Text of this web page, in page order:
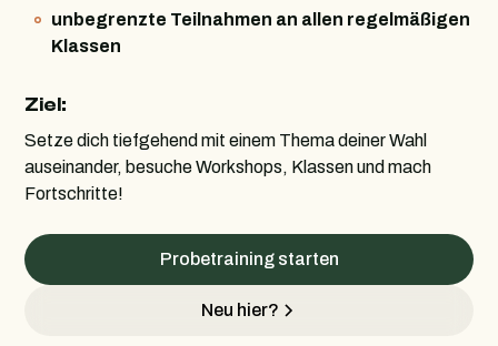
unbegrenzte Teilnahmen an allen regelmäßigen
Klassen
Ziel:
Setze dich tiefgehend mit einem Thema deiner Wahl
auseinander, besuche Workshops, Klassen und mach
Fortschritte!
Probetraining starten
Neu hier?